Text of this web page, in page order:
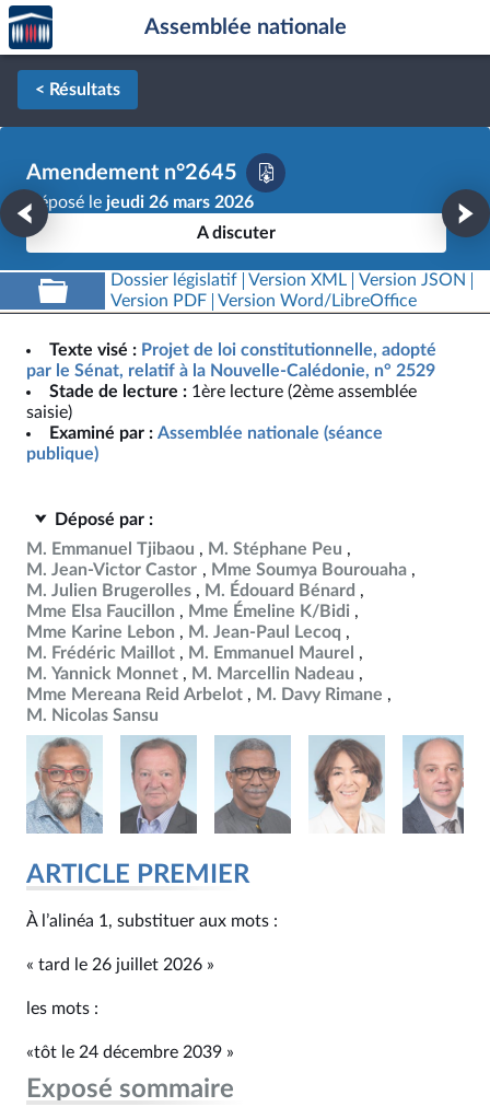
Aller au contenu
Aller en bas de la page
Accèder
à la
page
d'accueil
Assemblée nationale
< Résultats
Amendement n°2645
Déposé le jeudi 26 mars 2026
A discuter
Dossier législatif Version XML
Version JSON
Version PDF
Version Word/LibreOffice
Texte visé : Projet de loi constitutionnelle, adopté
par le Sénat, relatif à la Nouvelle-Calédonie, n° 2529
Stade de lecture : 1ère lecture (2ème assemblée
saisie)
Examiné par : Assemblée nationale (séance
publique)
Déposé par :
M. Emmanuel Tjibaou
M. Stéphane Peu
M. Jean-Victor Castor
Mme Soumya Bourouaha
M. Julien Brugerolles
M. Édouard Bénard
Mme Elsa Faucillon
Mme Émeline K/Bidi
Mme Karine Lebon
M. Jean-Paul Lecoq
M. Frédéric Maillot
M. Emmanuel Maurel
M. Yannick Monnet
M. Marcellin Nadeau
Mme Mereana Reid Arbelot
M. Davy Rimane
M. Nicolas Sansu
ARTICLE PREMIER
À l’alinéa 1, substituer aux mots :
« tard le 26 juillet 2026 »
les mots :
«tôt le 24 décembre 2039 »
Exposé sommaire